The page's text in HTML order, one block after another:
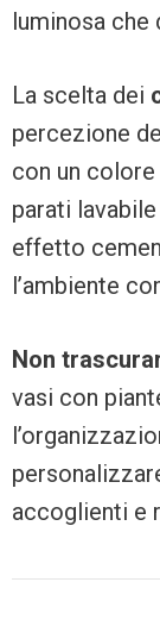
luminosa che
La scelta dei
percezione
con un colore
parati
effetto
l’ambiente
Non
vasi con
accoglienti e